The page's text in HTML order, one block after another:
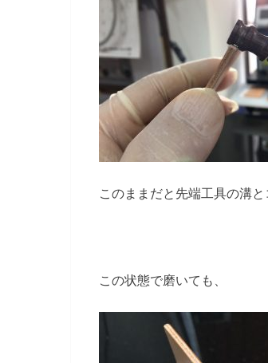
このままだと先端工具の溝
この状態で磨いても、